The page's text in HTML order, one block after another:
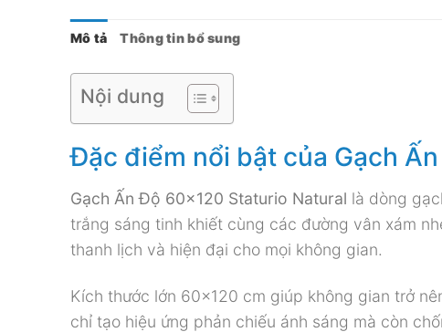
Mô tả Thông tin bổ sung
Nội dung
Đặc điểm nổi bật của Gạch
Gạch Ấn Độ 60×120 Staturio Natural là dòng
trắng sáng tinh khiết cùng các đường vân xám
thanh lịch và hiện đại cho mọi không gian.
Kích thước lớn 60×120 cm giúp không gian trở
chỉ tạo hiệu ứng phản chiếu ánh sáng mà còn